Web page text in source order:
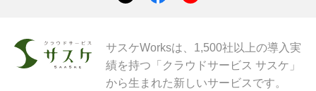
サスケWorksは、1,500社以上の導入実
績を持つ「クラウドサービス サスケ」
から生まれた新しいサービスです。